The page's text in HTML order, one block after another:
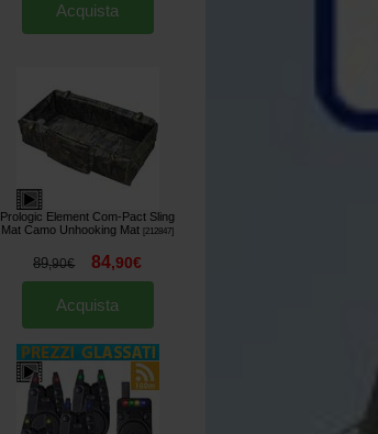
Acquista
Prologic Element Com-Pact Sling
Mat Camo Unhooking Mat [212847]
89,90€ 84,90€
Acquista